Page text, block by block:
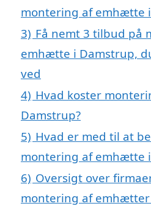
montering af emhætte
3) Få nemt 3 tilbud på
emhætte i Damstrup,
ved
4) Hvad koster
Damstrup?
5) Hvad er med til at
montering af emhætte
6) Oversigt over
montering af